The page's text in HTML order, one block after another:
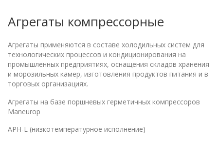
Агрегаты компрессорные
Агрегаты применяются в составе холодильных систем для
технологических процессов и кондиционирования на
промышленных предприятиях, оснащения складов хранения
и морозильных камер, изготовления продуктов питания и в
торговых организациях.
Агрегаты на базе поршневых герметичных компрессоров
Maneurop
APH-L (низкотемпературное исполнение)